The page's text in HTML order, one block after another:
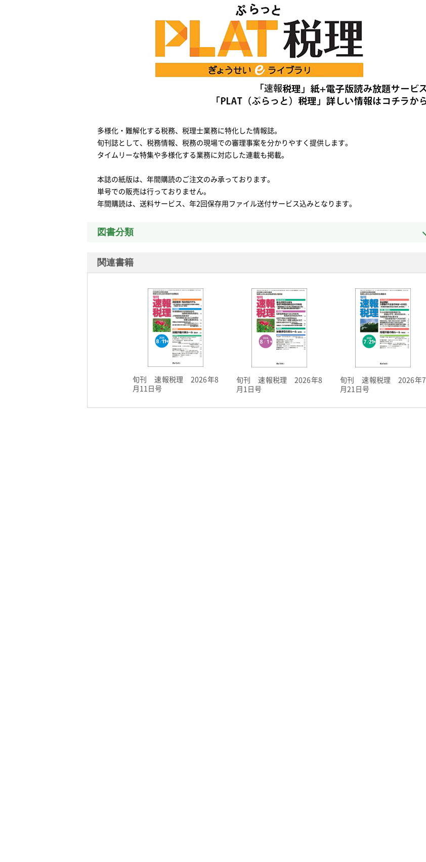
多様化・難解化する税務、税理士業務に特化した情報誌。
旬刊誌として、税務情報、税務の現場での審理事案を分かりやすく提供します。
タイムリーな特集や多様化する業務に対応した連載も掲載。
本誌の紙版は、年間購読のご注文のみ承っております。
単号での販売は行っておりません。
年間購読は、送料サービス、年2回保存用ファイル送付サービス込みとなります。
図書分類
関連書籍
旬刊 速報税理 2026年8
月11日号
旬刊 速報税理 2026年8
月1日号
旬刊 速報税理 2026年7
月21日号